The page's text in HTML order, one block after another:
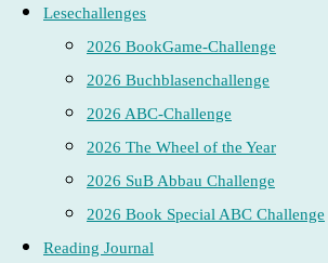
Lesechallenges
2026 BookGame-Challenge
2026 Buchblasenchallenge
2026 ABC-Challenge
2026 The Wheel of the Year
2026 SuB Abbau Challenge
2026 Book Special ABC Challenge
Reading Journal